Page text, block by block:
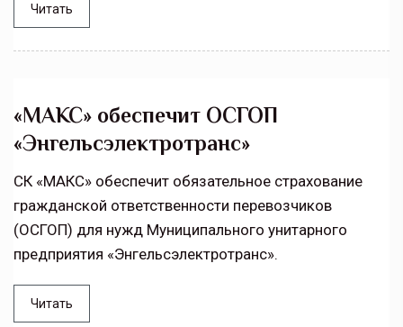
Читать
«МАКС» обеспечит ОСГОП
«Энгельсэлектротранс»
СК «МАКС» обеспечит обязательное страхование
гражданской ответственности перевозчиков
(ОСГОП) для нужд Муниципального унитарного
предприятия «Энгельсэлектротранс».
Читать